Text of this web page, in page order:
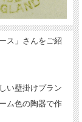
ス」さんをご紹
い壁掛けプラン
ム色の陶器で作